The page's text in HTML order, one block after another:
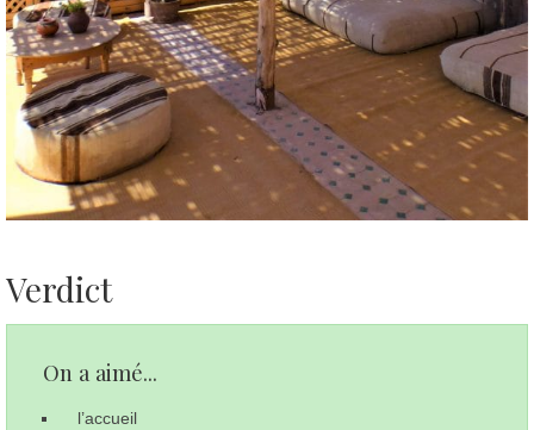
Verdict
On a aimé...
l’accueil